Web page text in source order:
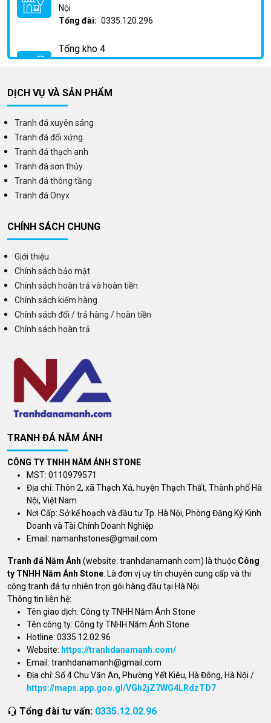
Nội
Tổng đài: 0335.120.296
Tổng kho 4
Địa chỉ: Km2 Phan Trọng Tuệ, Huỳnh Cung, Thanh
Tổng đài: 0335.120.296
DỊCH VỤ VÀ SẢN PHẨM
Tranh đá xuyên sáng
Tranh đá đối xứng
Tranh đá thạch anh
Tranh đá sơn thủy
Tranh đá thông tầng
Tranh đá Onyx
CHÍNH SÁCH CHUNG
Giới thiệu
Chính sách bảo mật
Chính sách hoàn trả và hoàn tiền
Chính sách kiểm hàng
Chính sách đổi / trả hàng / hoàn tiền
Chính sách hoàn trả
TRANH ĐÁ NĂM ÁNH
CÔNG TY TNHH NĂM ÁNH STONE
MST: 0110979571
Địa chỉ: Thôn 2, xã Thạch Xá, huyện Thạch Thất, Thành phố Hà
Nội, Việt Nam
Nơi Cấp: Sở kế hoạch và đầu tư Tp. Hà Nội, Phòng Đăng Ký Kinh
Doanh và Tài Chính Doanh Nghiệp
Email: namanhstones@gmail.com
Tranh đá Năm Ánh (website: tranhdanamanh.com) là thuộc Công
ty TNHH Năm Ánh Stone . Là đơn vị uy tín chuyên cung cấp và thi
công tranh đá tự nhiên trọn gói hàng đầu tại Hà Nội.
Thông tin liên hệ:
Tên giao dịch: Công ty TNHH Năm Ánh Stone
Tên công ty: Công ty TNHH Năm Ánh Stone
Hotline: 0335.12.02.96
Website: https://tranhdanamanh.com/
Email: tranhdanamanh@gmail.com
Địa chỉ: Số 4 Chu Văn An, Phường Yết Kiêu, Hà Đông, Hà Nội /
https://maps.app.goo.gl/VGh2jZ7WG4LRdzTD7
Tổng đài tư vấn: 0335.12.02.96